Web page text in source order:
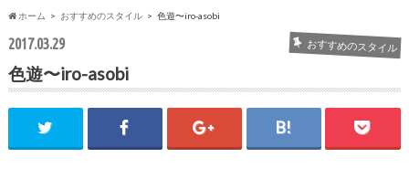
ホーム おすすめのスタイル 色遊〜iro-asobi
2017.03.29 おすすめのスタイル
色遊〜iro-asobi